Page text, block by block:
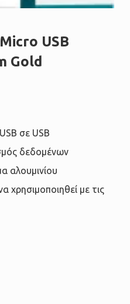
USB
Gold
σε USB
δεδομένων
αλουμινίου
χρησιμοποιηθεί με τις